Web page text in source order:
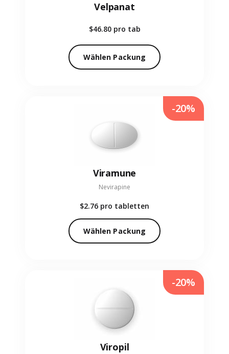
Velpanat
$46.80 pro tab
Wählen Packung
Viramune
Nevirapine
$2.76 pro tabletten
Wählen Packung
-20%
Viropil
-20%